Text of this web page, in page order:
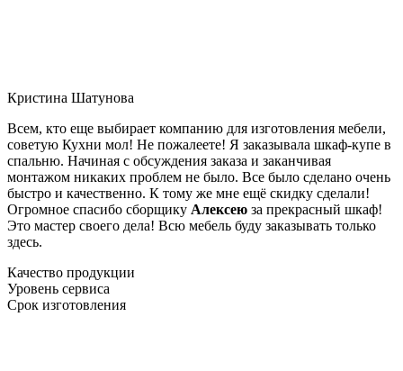
Кристина Шатунова
Всем, кто еще выбирает компанию для изготовления мебели,
советую Кухни мол! Не пожалеете! Я заказывала шкаф-купе в
спальню. Начиная с обсуждения заказа и заканчивая
монтажом никаких проблем не было. Все было сделано очень
быстро и качественно. К тому же мне ещё скидку сделали!
Огромное спасибо сборщику Алексею за прекрасный шкаф!
Это мастер своего дела! Всю мебель буду заказывать только
здесь.
Качество продукции
Уровень сервиса
Срок изготовления